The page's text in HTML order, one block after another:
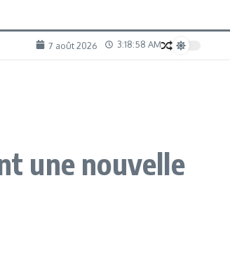
7 août 2026 3:18:59 AM
une nouvelle